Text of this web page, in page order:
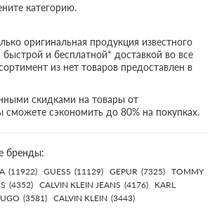
категорию.
оригинальная продукция известного
и бесплатной* доставкой во все
из нет товаров предоставлен в
скидками на товары от
сможете сэкономить до 80% на покупках.
бренды:
(11922) GUESS (11129) GEPUR (7325) TOMMY
(4352) CALVIN KLEIN JEANS (4176)
KARL
(3581) CALVIN KLEIN (3443)